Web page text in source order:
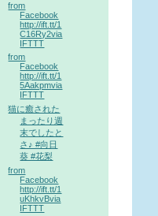
from
Facebook
http://ift.tt/1
C16Ry2via
IFTTT
from
Facebook
http://ift.tt/1
5Aakpmvia
IFTTT
猫に癒された
まったり週
末でしたと
さ♪ #向日
葵 #花梨
from
Facebook
http://ift.tt/1
uKhkvBvia
IFTTT